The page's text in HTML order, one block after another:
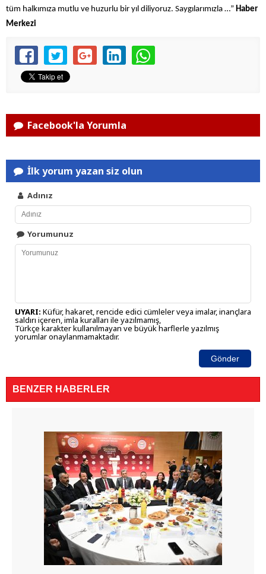
tüm halkımıza mutlu ve huzurlu bir yıl diliyoruz. Saygılarımızla …” Haber
Merkezi
Facebook'la Yorumla
İlk yorum yazan siz olun
Adınız
Yorumunuz
UYARI: Küfür, hakaret, rencide edici cümleler veya imalar, inançlara
saldırı içeren, imla kuralları ile yazılmamış,
Türkçe karakter kullanılmayan ve büyük harflerle yazılmış
yorumlar onaylanmamaktadır.
Gönder
BENZER HABERLER